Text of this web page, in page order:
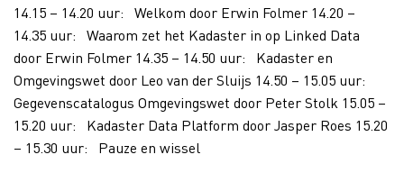
14.15 – 14.20 uur: Welkom door Erwin Folmer 14.20 –
14.35 uur: Waarom zet het Kadaster in op Linked Data
door Erwin Folmer 14.35 – 14.50 uur: Kadaster en
Omgevingswet door Leo van der Sluijs 14.50 – 15.05 uur:
Gegevenscatalogus Omgevingswet door Peter Stolk 15.05 –
15.20 uur: Kadaster Data Platform door Jasper Roes 15.20
– 15.30 uur: Pauze en wissel